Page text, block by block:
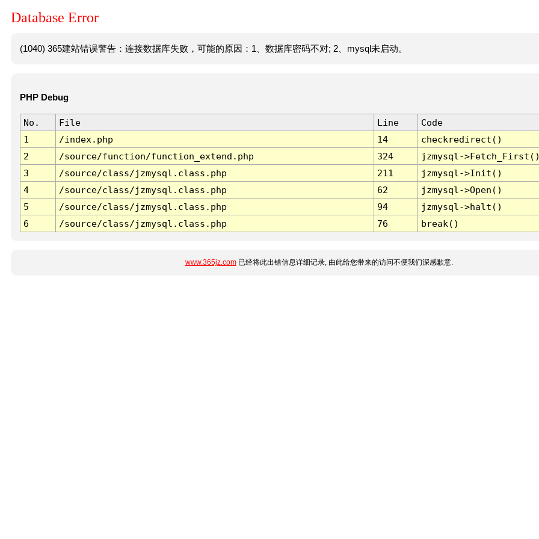
Database Error
(1040) 365建站错误警告：连接数据库失败，可能的原因：1、数据库密码不对; 2、mysql未启动。
PHP Debug
No. File Line
Code
1
/index.php 14
checkredirect()
2
/source/function/function_extend.php 324
jzmysql-
3
/source/class/jzmysql.class.php 211
jzmysql->Init()
4
/source/class/jzmysql.class.php 62
jzmysql->Open()
5
/source/class/jzmysql.class.php 94
jzmysql->halt()
6
/source/class/jzmysql.class.php 76 break()
www.365jz.com已经将此出错信息详细记录, 由此给您带来的访问不便我们深感歉意.